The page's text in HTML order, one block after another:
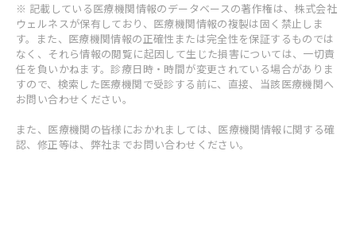
※ 記載している医療機関情報のデータベースの著作権は、株式会社
ウェルネスが保有しており、医療機関情報の複製は固く禁止しま
す。また、医療機関情報の正確性または完全性を保証するものでは
なく、それら情報の閲覧に起因して生じた損害については、一切責
任を負いかねます。診療日時・時間が変更されている場合がありま
すので、検索した医療機関で受診する前に、直接、当該医療機関へ
お問い合わせください。
また、医療機関の皆様におかれましては、医療機関情報に関する確
認、修正等は、弊社までお問い合わせください。